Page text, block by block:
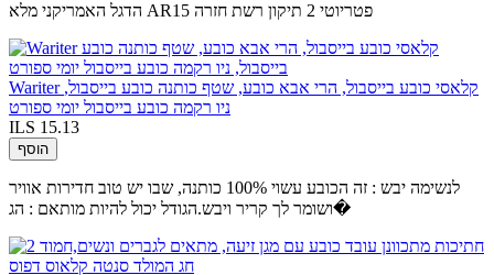
הדגל האמריקני מלא AR15 פטריוטי 2 תיקון רשת חזרה
Wariter קלאסי כובע בייסבול, הרי אבא כובע, שטף כותנה כובע בייסבול,
ניו רקמה כובע בייסבול יומי ספורט
ILS 15.13
הוסף
לנשימה יבש : זה הכובע עשוי 100% כותנה, שבו יש טוב חדירות אוויר
ושומר לך קריר ויבש.הגודל יכול להיות מותאם : הג�